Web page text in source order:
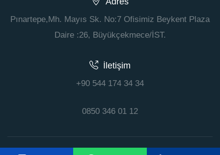
Pınartepe,Mh. Mayıs Sk. No:7 Ofisimiz Beykent Plaza
Daire :26, Büyükçekmece/İST.
İletişim
+90 544 174 34 34
0850 346 01 12